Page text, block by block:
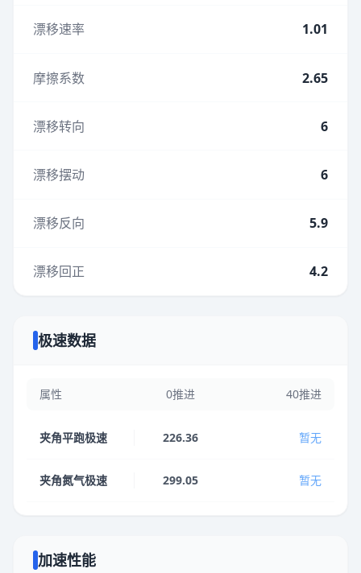
漂移速率 1.01
摩擦系数 2.65
漂移转向 6
漂移摆动 6
漂移反向 5.9
漂移回正 4.2
极速数据
属性 0推进 40推进
夹角平跑极速 226.36 暂无
夹角氮气极速 299.05 暂无
加速性能